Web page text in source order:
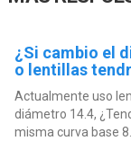
¿Si cambio el
o lentillas
Actualmente uso
diámetro 14.4,
misma curva base